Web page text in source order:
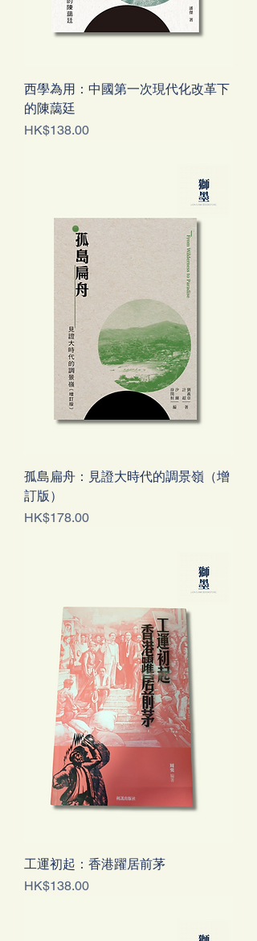
西學為用：中國第一次現代化改革下
的陳藹廷
Price
HK$138.00
孤島扁舟：見證大時代的調景嶺（增
訂版）
Price
HK$178.00
工運初起：香港躍居前茅
Price
HK$138.00